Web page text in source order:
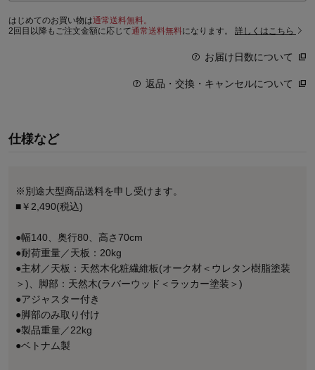
はじめてのお買い物は通常送料無料。
2回目以降もご注文金額に応じて通常送料無料になります。 詳しくはこちら
お届け日数について
返品・交換・キャンセルについて
仕様など
※別途大型商品送料を申し受けます。
■￥2,490(税込)
●幅140、奥行80、高さ70cm
●耐荷重量／天板：20kg
●主材／天板：天然木化粧繊維板(オーク材＜ウレタン樹脂塗装
＞)、脚部：天然木(ラバーウッド＜ラッカー塗装＞)
●アジャスター付き
●脚部のみ取り付け
●製品重量／22kg
●ベトナム製